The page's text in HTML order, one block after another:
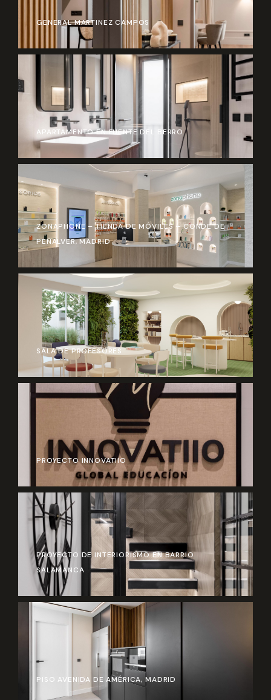
GENERAL MARTINEZ CAMPOS
APARTAMENTO EN FUENTE DEL BERRO
ZONAPHONE – TIENDA DE MÓVILES – CONDE DE
PEÑALVER, MADRID
SALA DE PROFESORES
PROYECTO INNOVATIIO
PROYECTO DE INTERIORISMO EN BARRIO
SALAMANCA
PISO AVENIDA DE AMÉRICA, MADRID